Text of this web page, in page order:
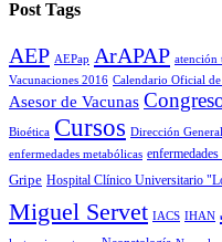
Post Tags
AEP AEPap ArAPAP atención
Vacunaciones 2016 Calendario Oficial de
Asesor de Vacunas
Bioética Cursos Dirección
enfermedades metabólicas enfermedades
Gripe Hospital Clínico Universitario
Miguel Servet IACS IHAN